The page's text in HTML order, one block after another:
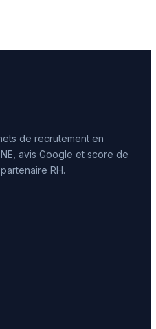
de recrutement en
avis Google et score de
RH.